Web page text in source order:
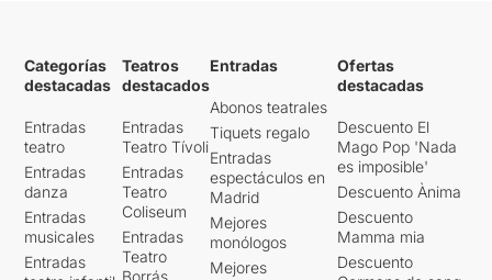
Categorías
destacadas
Entradas
teatro
Entradas
danza
Entradas
musicales
Entradas
Teatros
destacados
Entradas
Teatro Tívoli
Entradas
Teatro
Coliseum
Entradas
Teatro
Entradas
Abonos teatrales
Tiquets regalo
Entradas
espectáculos en
Madrid
Mejores
monólogos
Mejores
Ofertas
destacadas
Descuento El
Mago Pop 'Nada
es imposible'
Descuento Ànima
Descuento
Mamma mia
Descuento